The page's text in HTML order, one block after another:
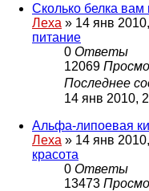
Сколько белка вам
Леха » 14 янв
питание
0 Ответы
12069
Последнее
14 янв 2010,
Альфа-липоевая
Леха » 14 янв
красота
0 Ответы
13473